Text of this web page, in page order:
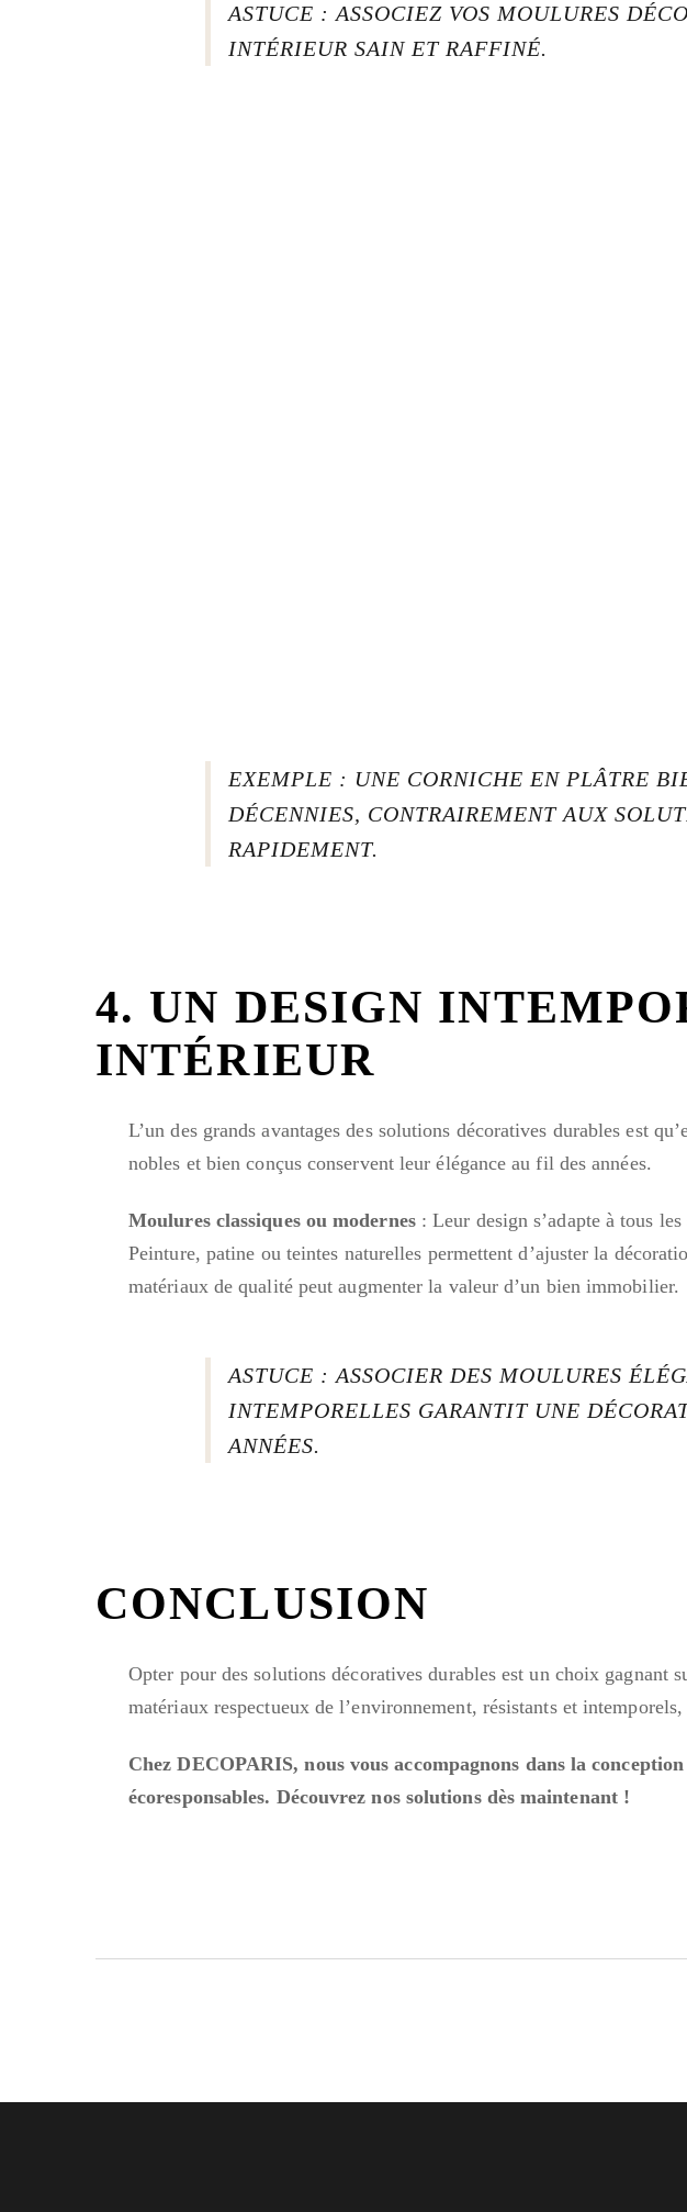
ASTUCE : ASSOCIEZ VOS MOULURES
INTÉRIEUR SAIN ET RAFFINÉ.
EXEMPLE : UNE CORNICHE EN PLÂTRE
DÉCENNIES, CONTRAIREMENT AUX
RAPIDEMENT.
4. UN DESIGN
INTÉRIEUR
L’un des grands avantages des solutions décoratives durables est
nobles et bien conçus conservent leur élégance au fil des années.
Moulures classiques ou modernes : Leur design s’adapte à tous
Peinture, patine ou teintes naturelles permettent d’ajuster la
matériaux de qualité peut augmenter la valeur d’un bien immobilier.
ASTUCE : ASSOCIER DES MOULURES
INTEMPORELLES GARANTIT UNE
ANNÉES.
CONCLUSION
Opter pour des solutions décoratives durables est un choix gagnant
matériaux respectueux de l’environnement, résistants et
Chez DECOPARIS, nous vous accompagnons dans la
écoresponsables. Découvrez nos solutions dès maintenant !